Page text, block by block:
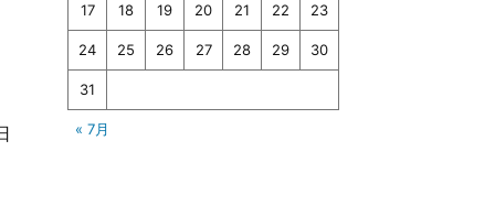
« 7月
17 18 19 20 21 22 23
24 25 26 27 28 29 30
31